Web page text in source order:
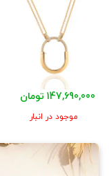
147,690,000 تومان
موجود در انبار